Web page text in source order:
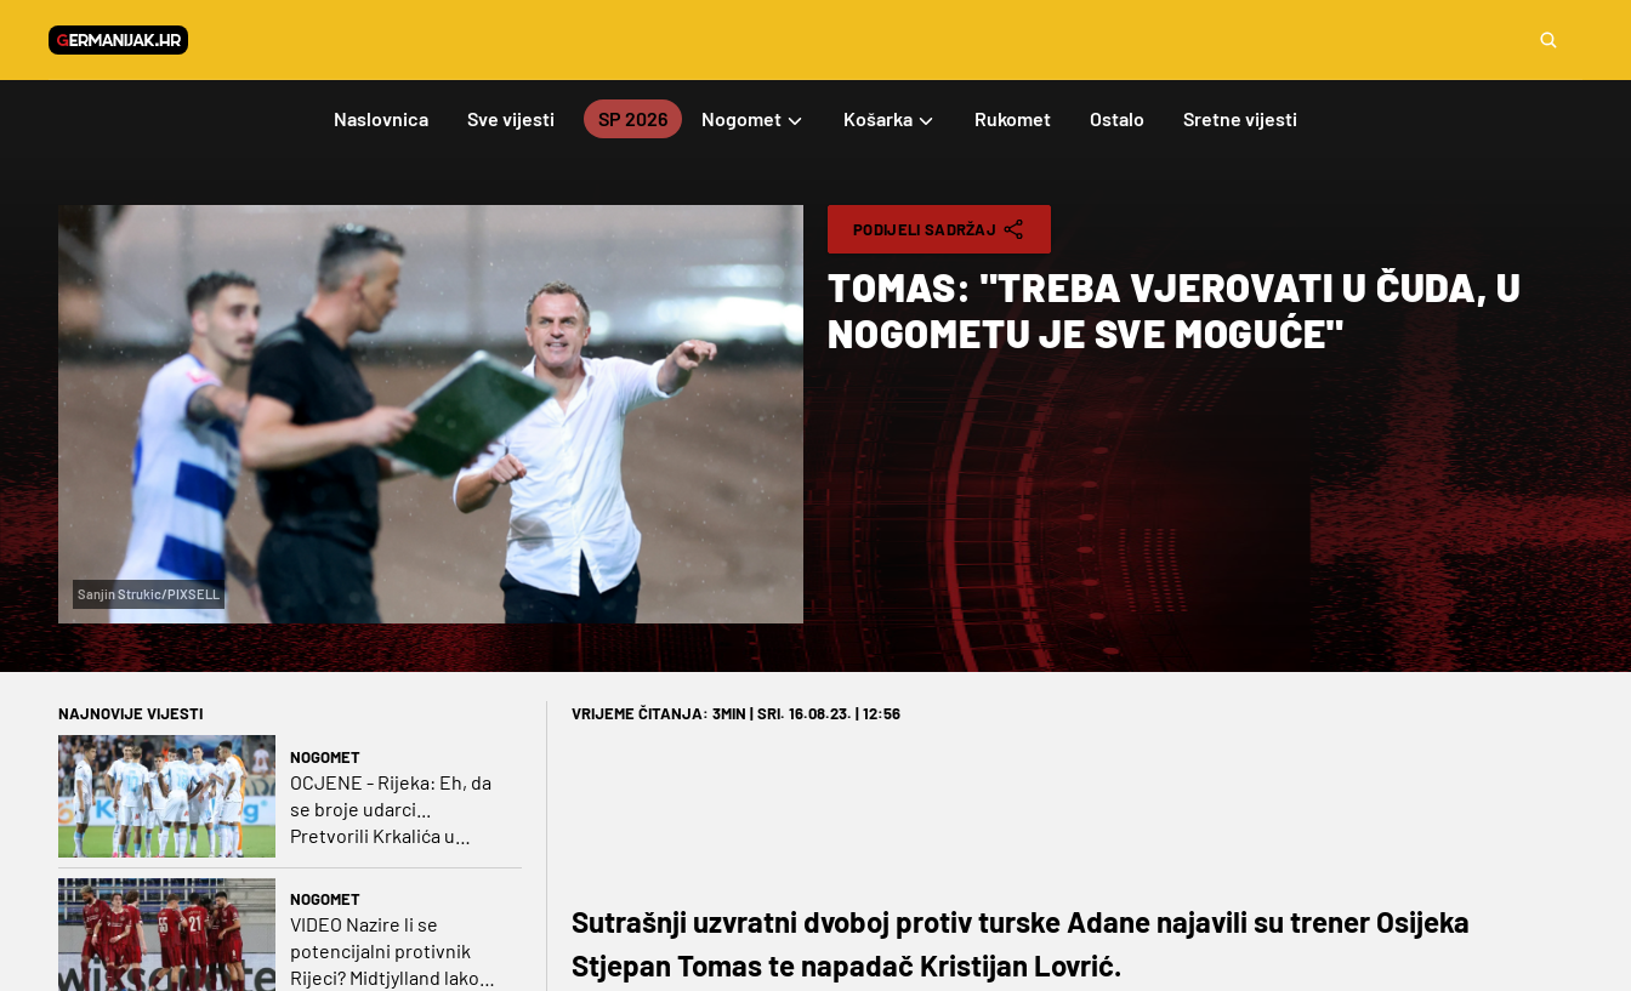
Naslovnica Sve vijesti SP 2026 Nogomet Košarka Rukomet Ostalo Sretne vijesti
Sanjin Strukic/PIXSELL
PODIJELI SADRŽAJ
TOMAS: "TREBA VJEROVATI U ČUDA, U
NOGOMETU JE SVE MOGUĆE"
NAJNOVIJE VIJESTI
NOGOMET
OCJENE - Rijeka: Eh, da
se broje udarci...
Pretvorili Krkalića u
NOGOMET
VIDEO Nazire li se
potencijalni protivnik
Rijeci? Midtjylland lako
VRIJEME ČITANJA: 3MIN | SRI. 16.08.23. | 12:56
Sutrašnji uzvratni dvoboj protiv turske Adane najavili su trener Osijeka
Stjepan Tomas te napadač Kristijan Lovrić.